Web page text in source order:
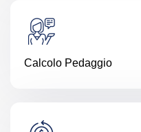
Calcolo Pedaggio